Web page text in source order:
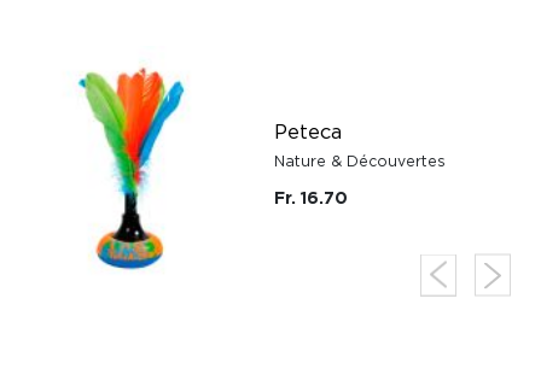
Peteca
Nature & Découvertes
Fr. 16.70